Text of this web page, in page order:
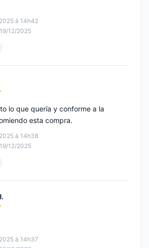
à 14h42
12/2025
à 14h38
12/2025
lo que quería y conforme a la
esta compra.
à 14h37